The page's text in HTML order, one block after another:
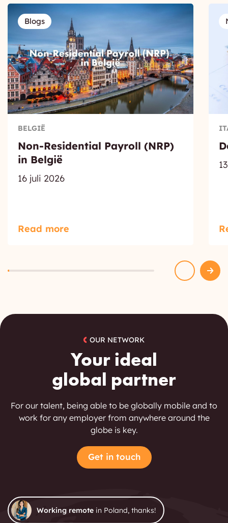
Blogs
BELGIË
Non-Residential Payroll (NRP)
in België
16 juli 2026
Read more
OUR NETWORK
Your ideal
global partner
For our talent, being able to be globally mobile and to
work for any employer from anywhere around the
globe is key.
Get in touch
Working remote in Poland, thanks!